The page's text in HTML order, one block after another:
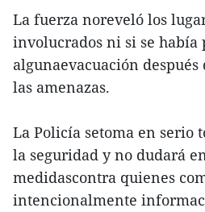
La fuerza noreveló los
involucrados ni si se había
algunaevacuación
las amenazas.
La Policía setoma en serio
la seguridad y no dudará
medidascontra quienes
intencionalmente